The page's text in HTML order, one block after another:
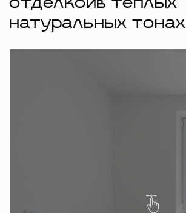
отделкойв тёплых
натуральных тонах